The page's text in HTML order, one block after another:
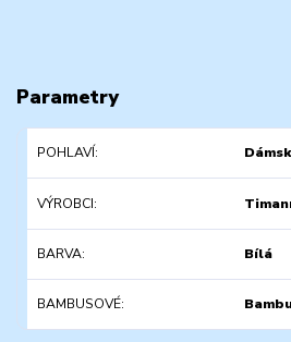
Parametry
POHLAVÍ
VÝROBCI
BARVA Bílá
BAMBUSOVÉ